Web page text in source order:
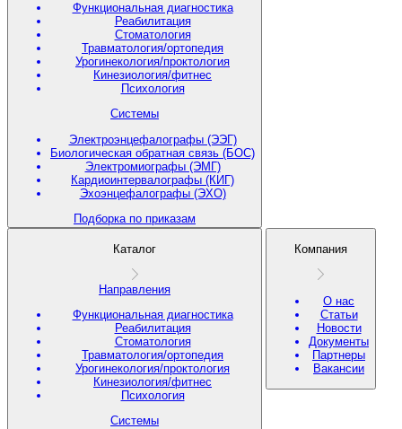
Функциональная диагностика
Реабилитация
Стоматология
Травматология/ортопедия
Урогинекология/проктология
Кинезиология/фитнес
Психология
Системы
Электроэнцефалографы (ЭЭГ)
Биологическая обратная связь (БОС)
Электромиографы (ЭМГ)
Кардиоинтервалографы (КИГ)
Эхоэнцефалографы (ЭХО)
Подборка по приказам
Каталог
Направления
Функциональная диагностика
Реабилитация
Стоматология
Травматология/ортопедия
Урогинекология/проктология
Кинезиология/фитнес
Психология
Системы
Компания
О нас
Статьи
Новости
Документы
Партнеры
Вакансии